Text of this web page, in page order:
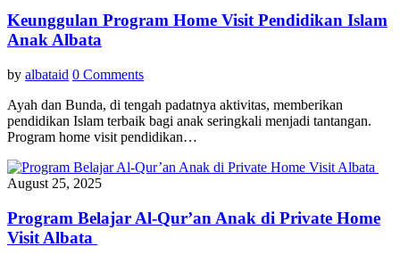
Keunggulan Program Home Visit Pendidikan Islam
Anak Albata
by albataid 0 Comments
Ayah dan Bunda, di tengah padatnya aktivitas, memberikan
pendidikan Islam terbaik bagi anak seringkali menjadi tantangan.
Program home visit pendidikan…
August 25, 2025
Program Belajar Al-Qur’an Anak di Private Home
Visit Albata